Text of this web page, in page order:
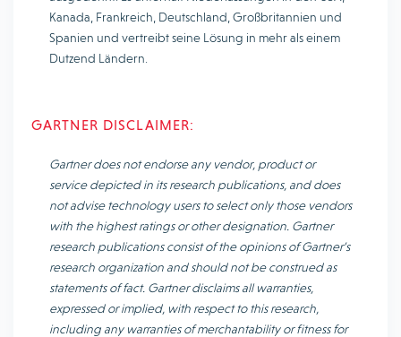
Kanada, Frankreich, Deutschland, Großbritannien und
Spanien und vertreibt seine Lösung in mehr als einem
Dutzend Ländern.
GARTNER DISCLAIMER:
Gartner does not endorse any vendor, product or
service depicted in its research publications, and does
not advise technology users to select only those vendors
with the highest ratings or other designation. Gartner
research publications consist of the opinions of Gartner’s
research organization and should not be construed as
statements of fact. Gartner disclaims all warranties,
expressed or implied, with respect to this research,
including any warranties of merchantability or fitness for